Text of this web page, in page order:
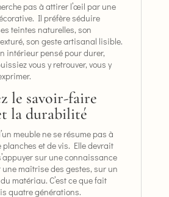
pas à attirer l’œil par une
Il préfère séduire
teintes naturelles, son
son geste artisanal lisible.
intérieur pensé pour durer,
vous y retrouver, vous y
le savoir-faire
la durabilité
meuble ne se résume pas à
planches et de vis. Elle devrait
sur une connaissance
maîtrise des gestes, sur un
matériau. C’est ce que fait
quatre générations.